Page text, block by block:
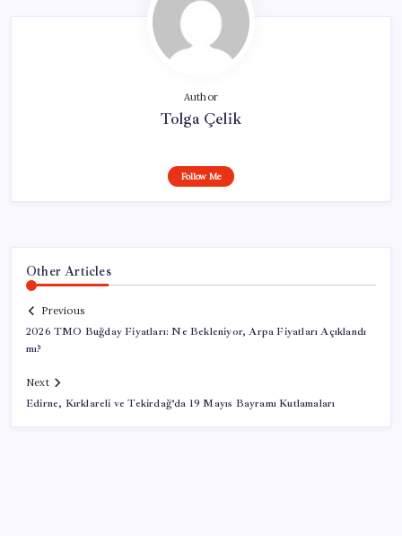
Author
Tolga Çelik
Follow Me
Other Articles
Previous
2026 TMO Buğday Fiyatları: Ne Bekleniyor, Arpa Fiyatları Açıklandı
mı?
Next
Edirne, Kırklareli ve Tekirdağ’da 19 Mayıs Bayramı Kutlamaları